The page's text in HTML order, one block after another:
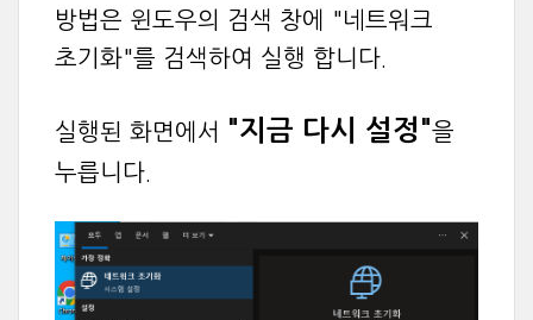
방법은 윈도우의 검색 창에 "네트워크
초기화"를 검색하여 실행 합니다.
실행된 화면에서 "지금 다시 설정"을
누릅니다.